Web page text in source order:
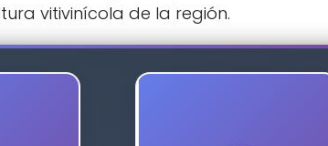
vitivinícola de la región.